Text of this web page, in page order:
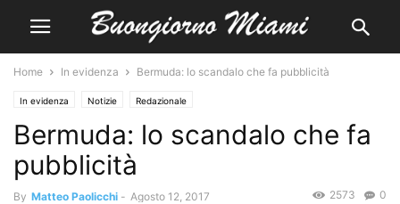
Home In evidenza Bermuda: lo scandalo che fa pubblicità
In evidenza Notizie Redazionale
Bermuda: lo scandalo che fa
pubblicità
By Matteo Paolicchi - Agosto 12, 2017 0
2573